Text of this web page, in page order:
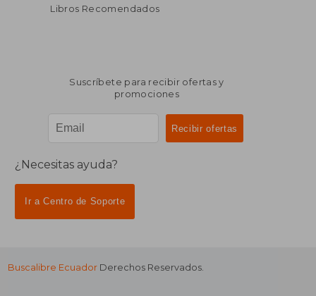
Libros Recomendados
Suscríbete para recibir ofertas y
promociones
¿Necesitas ayuda?
Ir a Centro de Soporte
Buscalibre Ecuador Derechos Reservados.